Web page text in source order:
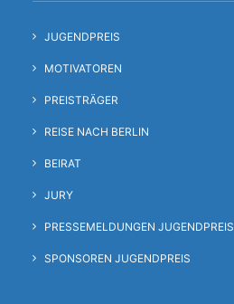
JUGENDPREIS
MOTIVATOREN
PREISTRÄGER
REISE NACH BERLIN
BEIRAT
JURY
PRESSEMELDUNGEN JUGENDPREIS
SPONSOREN JUGENDPREIS